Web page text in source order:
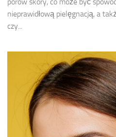
nieprawidłową pielęgnacją, a
czy...